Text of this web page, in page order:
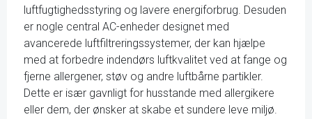
luftfugtighedsstyring og lavere energiforbrug. Desuden
er nogle central AC-enheder designet med
avancerede luftfiltreringssystemer, der kan hjælpe
med at forbedre indendørs luftkvalitet ved at fange og
fjerne allergener, støv og andre luftbårne partikler.
Dette er især gavnligt for husstande med allergikere
eller dem, der ønsker at skabe et sundere leve miljø.